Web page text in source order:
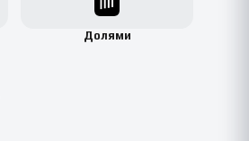
Долями